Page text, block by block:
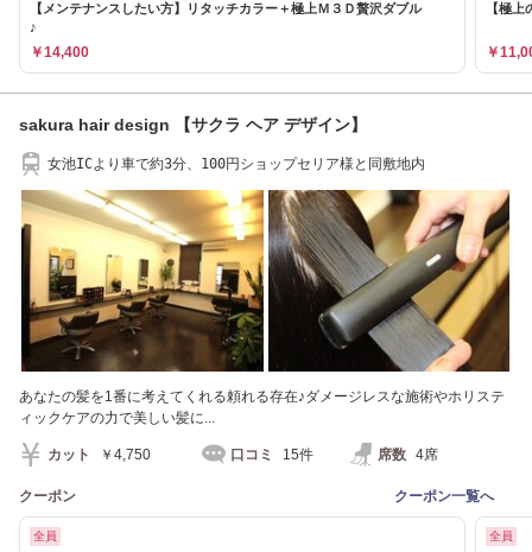
【メンテナンスしたい方】リタッチカラー＋極上Ｍ３Ｄ贅沢ダブル
♪
￥14,400
【極
￥
sakura hair design 【サクラ ヘア デザイン】
女池ICより車で約3分、100円ショップセリア様と同敷地内
あなたの髪を1番に考えてくれる頼れる存在♪ダメージレスな施術やホリステ
ィックケアの力で美しい髪に...
カット ￥4,750 口コミ 15件 席数 4席
クーポン クーポン一覧へ
全員 全員